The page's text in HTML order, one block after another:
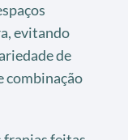
evitando
de
combinação